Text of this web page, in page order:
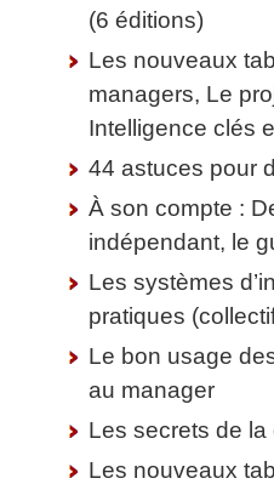
(6 éditions)
Les nouveaux
managers, Le
Intelligence clés
44 astuces pour
À son compte :
indépendant, le
Les systèmes
pratiques
Le bon usage
au manager
Les secrets de
Les nouveaux